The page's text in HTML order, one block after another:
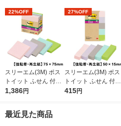
22%OFF
スリーエム(3M) ポス
トイット ふせん 付箋
強粘着・再生紙 ノー
冊入） 654-5SSAP2
1,386円
27%OFF
スリーエム(3M) ポス
トイット ふせん 付箋
強粘着・再生紙 見出
415円
最近見た商品